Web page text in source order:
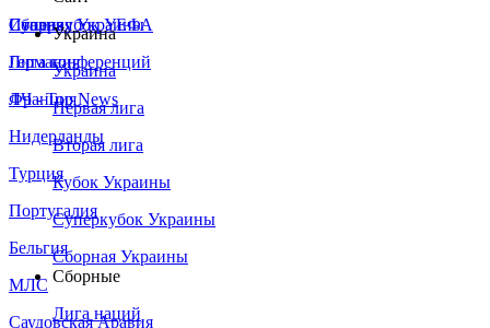
Сборная Украины
Италия
Германия
Франция
Нидерланды
Турция
Португалия
Бельгия
МЛС
Саудовская Аравия
Суперкубок УЕФА
Лига конференций
ЛЧ - Top News
Украина
Украина
Первая лига
Вторая лига
Кубок Украины
Суперкубок Украины
Сборная Украины
Сборные
Лига наций